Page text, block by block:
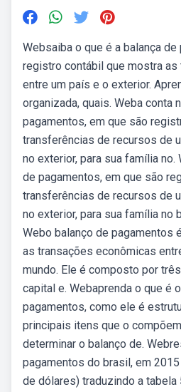
Websaiba o que é a balança de
registro contábil que mostra
entre um país e o exterior.
organizada, quais. Weba conta
pagamentos, em que são
transferências de recursos de
no exterior, para sua família no.
de pagamentos, em que são
transferências de recursos de
no exterior, para sua família no
Webo balanço de pagamentos
as transações econômicas
mundo. Ele é composto por
capital e. Webaprenda o que é
pagamentos, como ele é
principais itens que o
determinar o balanço de.
pagamentos do brasil, em
de dólares) traduzindo a tabela